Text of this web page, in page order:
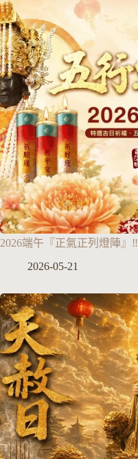
2026端午『正氣正列燈陣』‼️
2026-05-21